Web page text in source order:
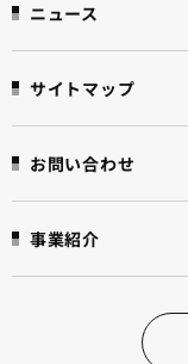
ニュース
サイトマップ
お問い合わせ
事業紹介